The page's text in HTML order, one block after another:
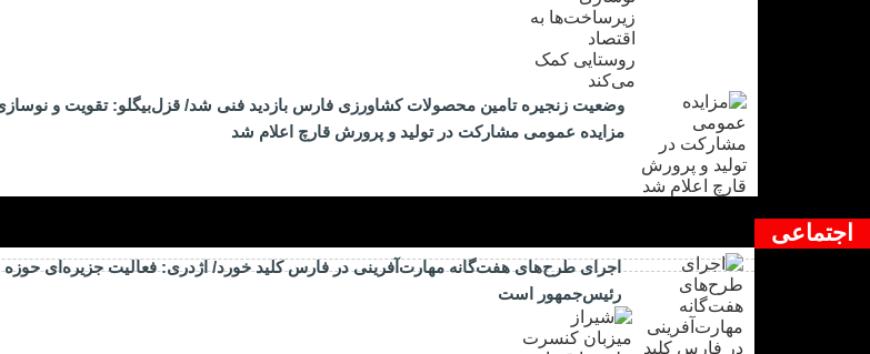
وضعیت زنجیره تامین محصولات کشاورزی فارس بازدید فنی شد/ قزل‌بیگلو: تقویت و
مزایده عمومی مشارکت در تولید و پرورش قارچ اعلام شد
اجتماعی
اجرای طرح‌های هفت‌گانه مهارت‌آفرینی در فارس کلید خورد/ اژدری: فعالیت جزیره‌‌ای
رئیس‌جمهور است